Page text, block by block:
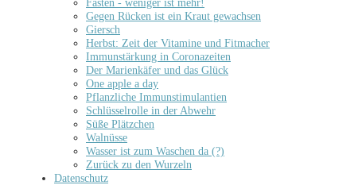
Gegen Rücken ist ein Kraut gewachsen
Giersch
Herbst: Zeit der Vitamine und Fitmacher
Immunstärkung in Coronazeiten
Der Marienkäfer und das Glück
One apple a day
Pflanzliche Immunstimulantien
Schlüsselrolle in der Abwehr
Süße Plätzchen
Walnüsse
Wasser ist zum Waschen da (?)
Zurück zu den Wurzeln
Datenschutz